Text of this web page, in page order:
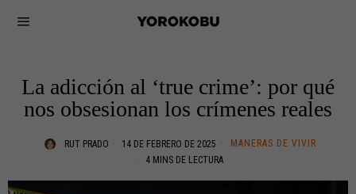
La adicción al ‘true crime’: por qué
nos obsesionan los crímenes reales
RUT PRADO 14 DE FEBRERO DE 2025
MANERAS DE VIVIR
4 MINS DE LECTURA